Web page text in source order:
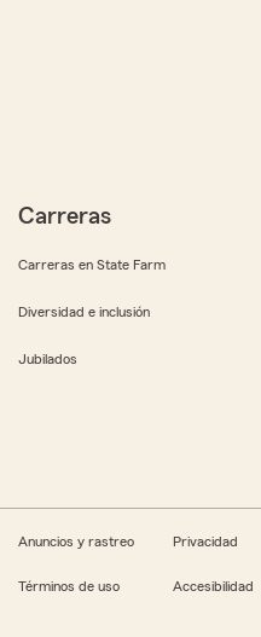
Carreras
Carreras en State Farm
Diversidad e inclusión
Jubilados
Anuncios y rastreo Privacidad
Términos de uso Accesibilidad